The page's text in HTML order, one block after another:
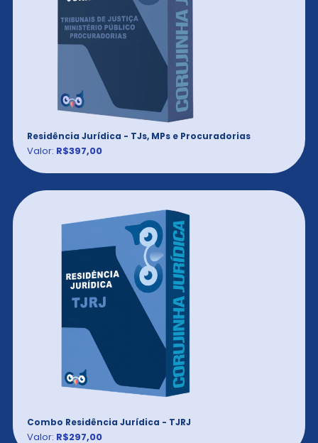
Residência Jurídica - TJs, MPs e Procuradorias
Valor: R$397,00
Combo Residência Jurídica - TJRJ
Valor: R$297,00